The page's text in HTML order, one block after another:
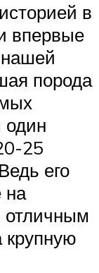
в
впервые
порода
25
его
на
отличным
крупную